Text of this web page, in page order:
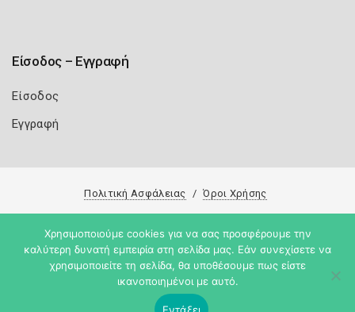
Είσοδος – Εγγραφή
Είσοδος
Εγγραφή
Πολιτική Ασφάλειας Όροι Χρήσης
Copyright 2026 Knowledge A.E.
Χρησιμοποιούμε cookies για να σας προσφέρουμε την
καλύτερη δυνατή εμπειρία στη σελίδα μας. Εάν συνεχίσετε να
χρησιμοποιείτε τη σελίδα, θα υποθέσουμε πως είστε
ικανοποιημένοι με αυτό.
Εντάξει